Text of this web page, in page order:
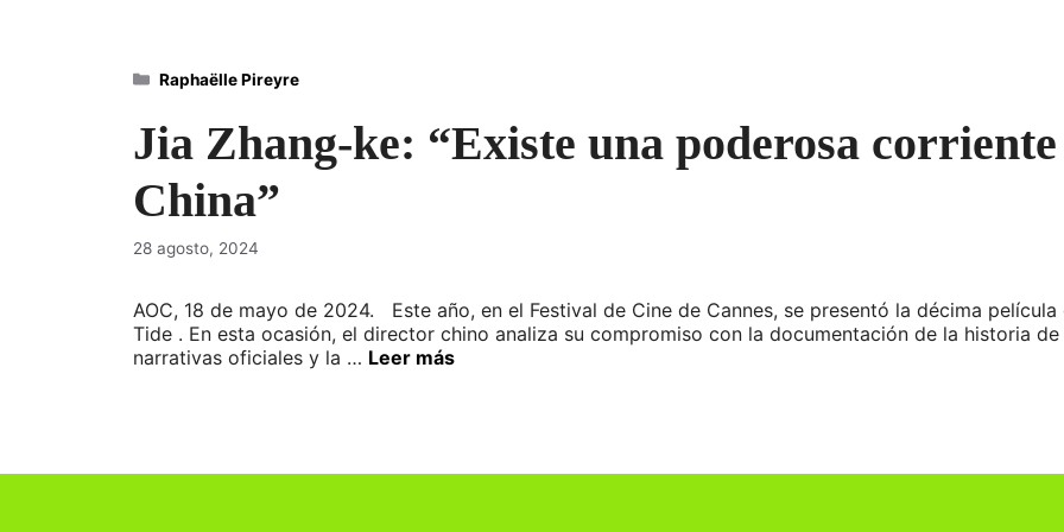
Jia Zhang-ke: “Existe una poderosa
China”
28 agosto, 2024
AOC, 18 de mayo de 2024. Este año, en el Festival de Cine de Cannes, se presentó la décima
Tide . En esta ocasión, el director chino analiza su compromiso con la documentación de la historia
narrativas oficiales y la … Leer más
Categorías
Raphaëlle Pireyre